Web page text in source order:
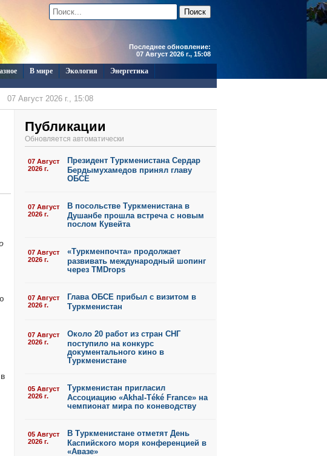
Последнее обновление:
07 Август 2026 г., 15:08
В мире Экология
Энергетика
07 Август 2026 г., 15:08
07 Август 2026 г., 15:06
07 Август 2026 г., 15:05
07 Август 2026 г., 15:01
05 Август 2026 г., 11:45
Публикации
Обновляется автоматически
07 Август
2026 г.
Президент Туркменистана Сердар
Бердымухамедов принял главу
ОБСЕ
07 Август
2026 г.
В посольстве Туркменистана в
Душанбе прошла встреча с новым
послом Кувейта
07 Август
2026 г.
«Туркменпочта» продолжает
развивать международный шопинг
через TMDrops
07 Август
2026 г.
Глава ОБСЕ прибыл с визитом в
Туркменистан
07 Август
2026 г.
Около 20 работ из стран СНГ
поступило на конкурс
документального кино в
Туркменистане
05 Август
2026 г.
Туркменистан пригласил
Ассоциацию «Akhal-Téké France» на
чемпионат мира по коневодству
05 Август
2026 г.
В Туркменистане отметят День
Каспийского моря конференцией в
«Авазе»